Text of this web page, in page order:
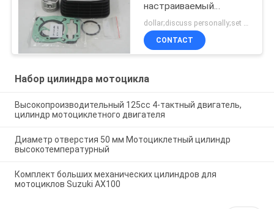
настраиваемый
мотоциклет цилиндр
блок
dollar;discuss personally;set MOQ:Переговоры
CONTACT
Набор цилиндра мотоцикла
Высокопроизводительный 125cc 4-тактный двигатель,
цилиндр мотоциклетного двигателя
Диаметр отверстия 50 мм Мотоциклетный цилиндр
высокотемпературный
Комплект больших механических цилиндров для
мотоциклов Suzuki AX100